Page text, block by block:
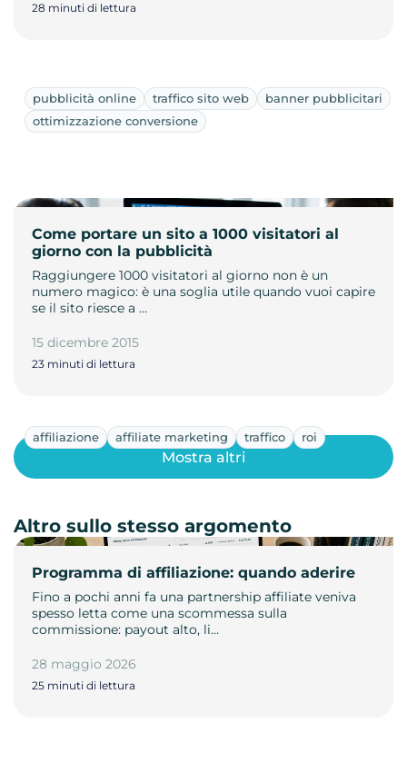
28 minuti di lettura
pubblicità online traffico sito web
banner pubblicitari
ottimizzazione conversione
Come portare un sito a 1000 visitatori al
giorno con la pubblicità
Raggiungere 1000 visitatori al giorno non è un
numero magico: è una soglia utile quando vuoi capire
se il sito riesce a …
15 dicembre 2015
23 minuti di lettura
affiliazione affiliate marketing traffico roi
Programma di affiliazione: quando aderire
Fino a pochi anni fa una partnership affiliate veniva
spesso letta come una scommessa sulla
commissione: payout alto, li…
28 maggio 2026
25 minuti di lettura
Mostra altri
Altro sullo stesso argomento